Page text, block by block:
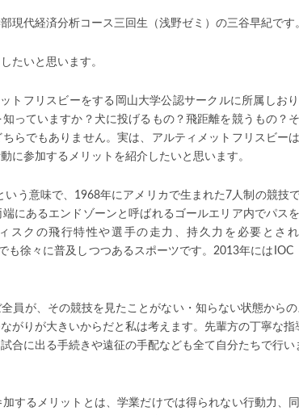
現代経済分析コース三回生（浅野ゼミ）の三谷早紀です
たいと思います。
トフリスビーをする岡山大学公認サークルに所属しお
っていますか？犬に投げるもの？飛距離を競うもの？
らでもありません。実は、アルティメットフリスビー
に参加するメリットを紹介したいと思います。
いう意味で、1968年にアメリカで生まれた7人制の競技
にあるエンドゾーンと呼ばれるゴールエリア内でパス
スクの飛行特性や選手の走力、持久力を必要とさ
も徐々に普及しつつあるスポーツです。2013年には
員が、その競技を見たことがない・知らない状態から
がりが大きいからだと私は考えます。先輩方の丁寧な
合に出る手続きや遠征の手配なども全て自分たちで行
するメリットとは、学業だけでは得られない行動力、